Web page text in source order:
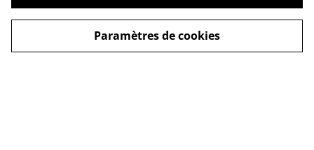
Paramètres de cookies